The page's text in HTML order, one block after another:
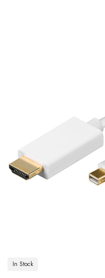
In Stock